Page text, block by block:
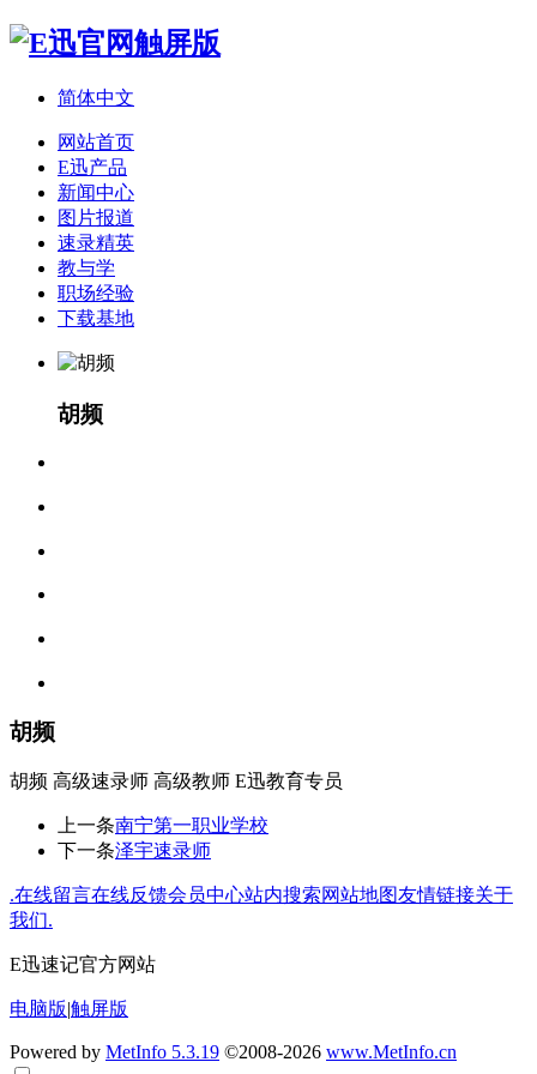
简体中文
网站首页
E迅产品
新闻中心
图片报道
速录精英
教与学
职场经验
下载基地
胡频
胡频
胡频 高级速录师 高级教师 E迅教育专员
上一条南宁第一职业学校
下一条泽宇速录师
.在线留言在线反馈会员中心站内搜索网站地图友情链接关于
我们.
E迅速记官方网站
电脑版|触屏版
Powered by MetInfo 5.3.19 ©2008-2026 www.MetInfo.cn